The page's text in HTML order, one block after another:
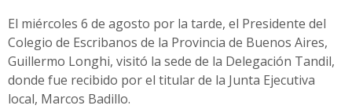
El miércoles 6 de agosto por la tarde, el Presidente del
Colegio de Escribanos de la Provincia de Buenos Aires,
Guillermo Longhi, visitó la sede de la Delegación Tandil,
donde fue recibido por el titular de la Junta Ejecutiva
local, Marcos Badillo.